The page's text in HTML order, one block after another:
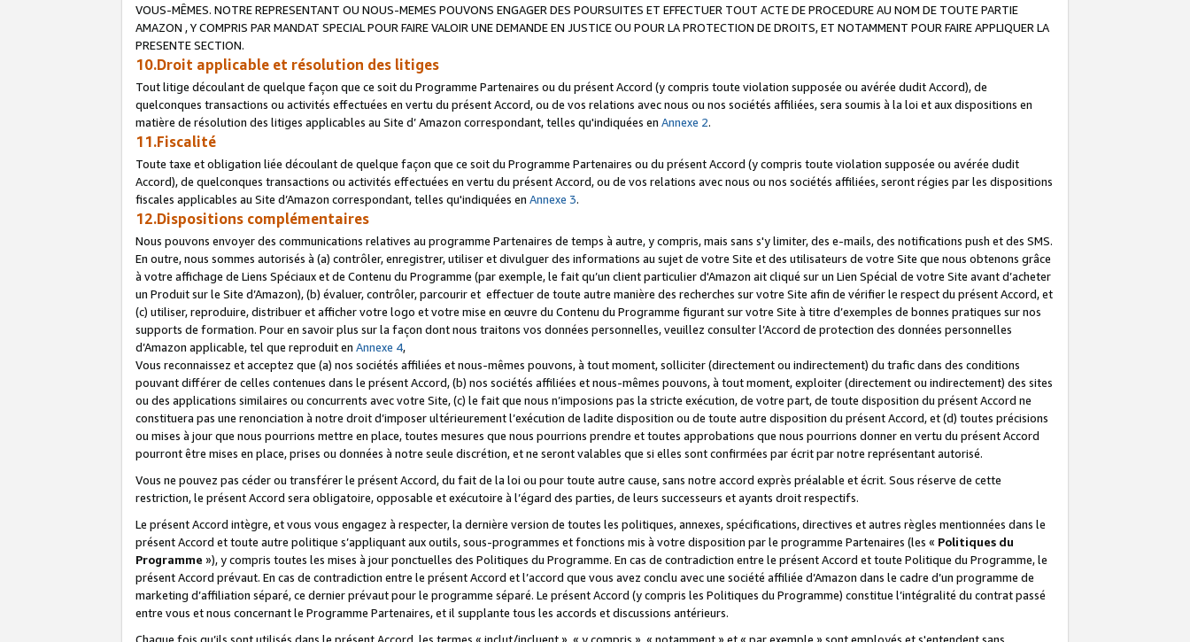
VOUS-MÊMES. NOTRE REPRESENTANT OU NOUS-MEMES POUVONS ENGAGER DES POURSUITES ET EFFECTUER TOUT ACTE DE PROCEDURE AU NOM DE TOUTE PARTIE
AMAZON , Y COMPRIS PAR MANDAT SPECIAL POUR FAIRE VALOIR UNE DEMANDE EN JUSTICE OU POUR LA PROTECTION DE DROITS, ET NOTAMMENT POUR FAIRE APPLIQUER LA
PRESENTE SECTION.
10.Droit applicable et résolution des litiges
Tout litige découlant de quelque façon que ce soit du Programme Partenaires ou du présent Accord (y compris toute violation supposée ou avérée dudit Accord), de
quelconques transactions ou activités effectuées en vertu du présent Accord, ou de vos relations avec nous ou nos sociétés affiliées, sera soumis à la loi et aux dispositions en
matière de résolution des litiges applicables au Site d’ Amazon correspondant, telles qu'indiquées en Annexe 2.
11.Fiscalité
Toute taxe et obligation liée découlant de quelque façon que ce soit du Programme Partenaires ou du présent Accord (y compris toute violation supposée ou avérée dudit
Accord), de quelconques transactions ou activités effectuées en vertu du présent Accord, ou de vos relations avec nous ou nos sociétés affiliées, seront régies par les dispositions
fiscales applicables au Site d’Amazon correspondant, telles qu'indiquées en Annexe 3.
12.Dispositions complémentaires
Nous pouvons envoyer des communications relatives au programme Partenaires de temps à autre, y compris, mais sans s'y limiter, des e-mails, des notifications push et des SMS.
En outre, nous sommes autorisés à (a) contrôler, enregistrer, utiliser et divulguer des informations au sujet de votre Site et des utilisateurs de votre Site que nous obtenons grâce
à votre affichage de Liens Spéciaux et de Contenu du Programme (par exemple, le fait qu’un client particulier d'Amazon ait cliqué sur un Lien Spécial de votre Site avant d’acheter
un Produit sur le Site d’Amazon), (b) évaluer, contrôler, parcourir et effectuer de toute autre manière des recherches sur votre Site afin de vérifier le respect du présent Accord, et
(c) utiliser, reproduire, distribuer et afficher votre logo et votre mise en œuvre du Contenu du Programme figurant sur votre Site à titre d’exemples de bonnes pratiques sur nos
supports de formation. Pour en savoir plus sur la façon dont nous traitons vos données personnelles, veuillez consulter l’Accord de protection des données personnelles
d’Amazon applicable, tel que reproduit en Annexe 4,
Vous reconnaissez et acceptez que (a) nos sociétés affiliées et nous-mêmes pouvons, à tout moment, solliciter (directement ou indirectement) du trafic dans des conditions
pouvant différer de celles contenues dans le présent Accord, (b) nos sociétés affiliées et nous-mêmes pouvons, à tout moment, exploiter (directement ou indirectement) des sites
ou des applications similaires ou concurrents avec votre Site, (c) le fait que nous n’imposions pas la stricte exécution, de votre part, de toute disposition du présent Accord ne
constituera pas une renonciation à notre droit d’imposer ultérieurement l’exécution de ladite disposition ou de toute autre disposition du présent Accord, et (d) toutes précisions
ou mises à jour que nous pourrions mettre en place, toutes mesures que nous pourrions prendre et toutes approbations que nous pourrions donner en vertu du présent Accord
pourront être mises en place, prises ou données à notre seule discrétion, et ne seront valables que si elles sont confirmées par écrit par notre représentant autorisé.
Vous ne pouvez pas céder ou transférer le présent Accord, du fait de la loi ou pour toute autre cause, sans notre accord exprès préalable et écrit. Sous réserve de cette
restriction, le présent Accord sera obligatoire, opposable et exécutoire à l’égard des parties, de leurs successeurs et ayants droit respectifs.
Le présent Accord intègre, et vous vous engagez à respecter, la dernière version de toutes les politiques, annexes, spécifications, directives et autres règles mentionnées dans le
présent Accord et toute autre politique s’appliquant aux outils, sous-programmes et fonctions mis à votre disposition par le programme Partenaires (les « Politiques du
Programme »), y compris toutes les mises à jour ponctuelles des Politiques du Programme. En cas de contradiction entre le présent Accord et toute Politique du Programme, le
présent Accord prévaut. En cas de contradiction entre le présent Accord et l’accord que vous avez conclu avec une société affiliée d’Amazon dans le cadre d’un programme de
marketing d’affiliation séparé, ce dernier prévaut pour le programme séparé. Le présent Accord (y compris les Politiques du Programme) constitue l’intégralité du contrat passé
entre vous et nous concernant le Programme Partenaires, et il supplante tous les accords et discussions antérieurs.